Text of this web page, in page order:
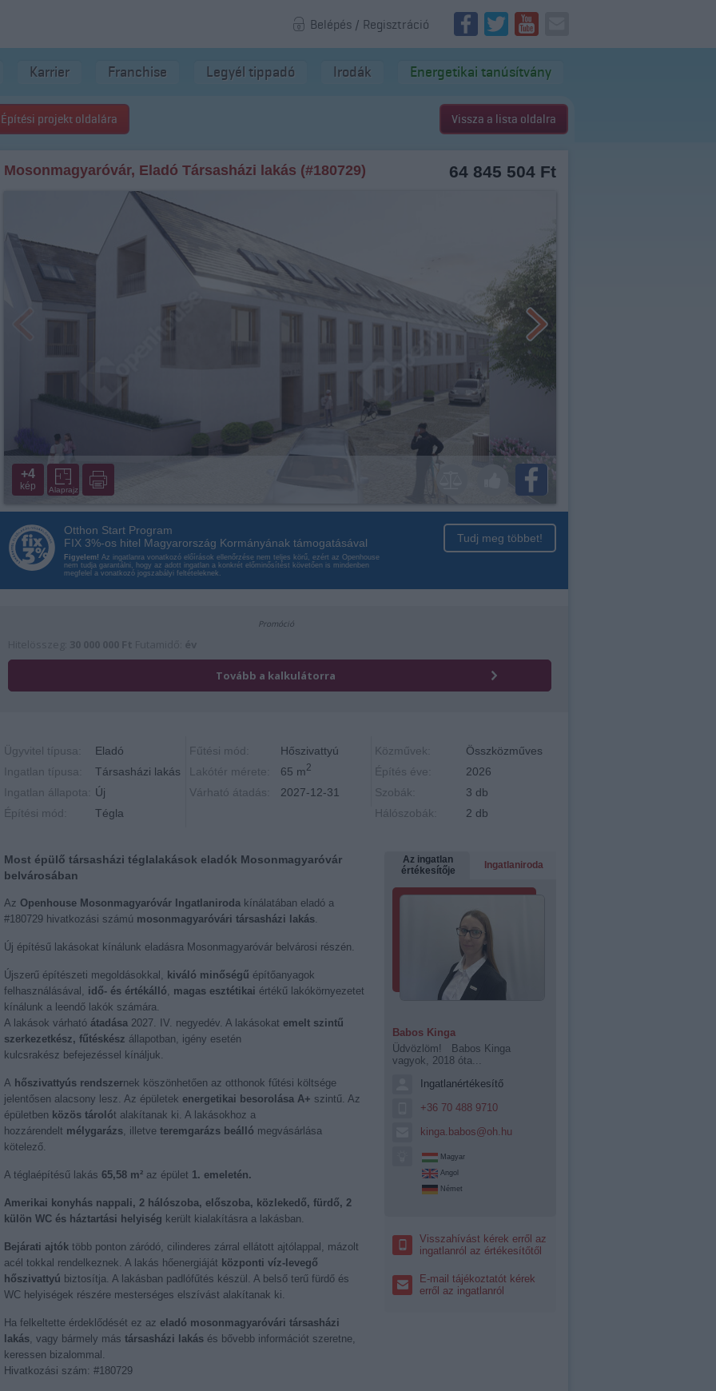
Belépés / Regisztráció
Karrier Franchise Legyél tippadó Irodák Energetikai tanúsítvány
Építési projekt oldalára Vissza a lista oldalra
64 845 504 Ft
Mosonmagyaróvár, Eladó Társasházi lakás (#180729)
+4
kép Alaprajz
Otthon Start Program
FIX 3%-os hitel Magyarország Kormányának támogatásával
Tudj meg többet!
Figyelem! Az ingatlanra vonatkozó előírások ellenőrzése nem teljes körű, ezért az Openhouse
nem tudja garantálni, hogy az adott ingatlan a konkrét előminősítést követően is mindenben
megfelel a vonatkozó jogszabályi feltételeknek.
Ügyvitel típusa:
Eladó
Ingatlan típusa:
Társasházi lakás
Ingatlan állapota:
Új
Építési mód:
Tégla
Fűtési mód:
Hőszivattyú
Lakótér mérete:
65 m2
Várható átadás: 2027-12-31
Közművek:
Összközműves
Építés éve:
2026
Szobák:
3 db
Hálószobák:
2 db
Most épülő társasházi téglalakások eladók Mosonmagyaróvár
belvárosában
Az Openhouse Mosonmagyaróvár Ingatlaniroda kínálatában eladó a
#180729 hivatkozási számú mosonmagyaróvári társasházi lakás
Új építésű lakásokat kínálunk eladásra Mosonmagyaróvár belvárosi részén.
Újszerű építészeti megoldásokkal, kiváló minőségű építőanyagok
felhasználásával, idő- és értékálló magas esztétikai értékű lakókörnyezetet
kínálunk a leendő lakók számára.
A lakások várható átadása 2027. IV. negyedév. A lakásokat emelt szintű
szerkezetkész, fűtéskész állapotban, igény esetén
kulcsrakész befejezéssel kínáljuk.
A hőszivattyús rendszernek köszönhetően az otthonok fűtési költsége
jelentősen alacsony lesz. Az épületek energetikai besorolása A+ szintű. Az
épületben közös tárolót alakítanak ki. A lakásokhoz a
hozzárendelt mélygarázs , illetve teremgarázs beálló megvásárlása
kötelező.
A téglaépítésű lakás 65,58 m² az épület 1. emeletén.
Amerikai konyhás nappali, 2 hálószoba, előszoba, közlekedő, fürdő, 2
külön WC és háztartási helyiség került kialakításra a lakásban.
Bejárati ajtók több ponton záródó, cilinderes zárral ellátott ajtólappal, mázolt
acél tokkal rendelkeznek. A lakás hőenergiáját központi víz-levegő
hőszivattyú biztosítja. A lakásban padlófűtés készül. A belső terű fürdő és
WC helyiségek részére mesterséges elszívást alakítanak ki.
Ha felkeltette érdeklődését ez az eladó mosonmagyaróvári társasházi
lakás , vagy bármely más társasházi lakás és bővebb információt szeretne,
keressen bizalommal.
Hivatkozási szám: #180729
Az ingatlan
értékesítője
Ingatlaniroda
Babos Kinga
Üdvözlöm! Babos Kinga
vagyok, 2018 óta...
Ingatlanértékesítő
+36 70 488 9710
kinga.babos@oh.hu
Magyar
Angol
Német
Visszahívást kérek erről az
ingatlanról az értékesítőtől
E-mail tájékoztatót kérek
erről az ingatlanról